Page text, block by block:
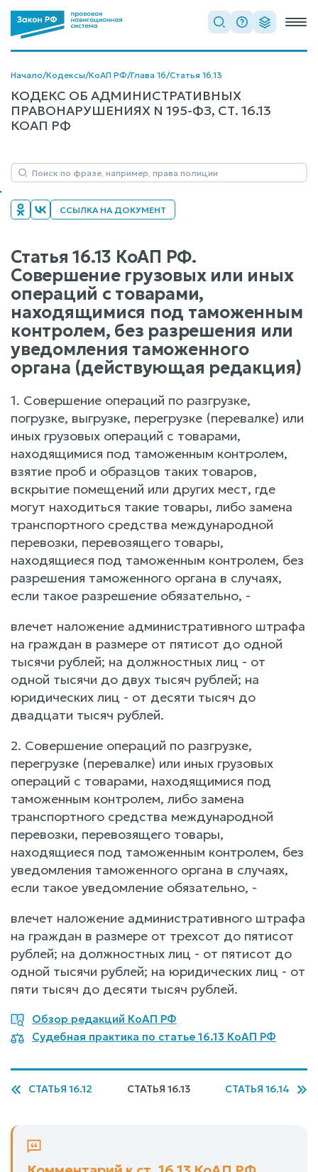
Начало/Кодексы/КоАП РФ/Глава 16/Статья 16.13
КОДЕКС ОБ АДМИНИСТРАТИВНЫХ
ПРАВОНАРУШЕНИЯХ N 195-ФЗ, СТ. 16.13
КОАП РФ
ССЫЛКА НА ДОКУМЕНТ
Статья 16.13 КоАП РФ.
Совершение грузовых или иных
операций с товарами,
находящимися под таможенным
контролем, без разрешения или
уведомления таможенного
органа (действующая редакция)
1. Совершение операций по разгрузке,
погрузке, выгрузке, перегрузке (перевалке) или
иных грузовых операций с товарами,
находящимися под таможенным контролем,
взятие проб и образцов таких товаров,
вскрытие помещений или других мест, где
могут находиться такие товары, либо замена
транспортного средства международной
перевозки, перевозящего товары,
находящиеся под таможенным контролем, без
разрешения таможенного органа в случаях,
если такое разрешение обязательно, -
влечет наложение административного штрафа
на граждан в размере от пятисот до одной
тысячи рублей; на должностных лиц - от
одной тысячи до двух тысяч рублей; на
юридических лиц - от десяти тысяч до
двадцати тысяч рублей.
2. Совершение операций по разгрузке,
перегрузке (перевалке) или иных грузовых
операций с товарами, находящимися под
таможенным контролем, либо замена
транспортного средства международной
перевозки, перевозящего товары,
находящиеся под таможенным контролем, без
уведомления таможенного органа в случаях,
если такое уведомление обязательно, -
влечет наложение административного штрафа
на граждан в размере от трехсот до пятисот
рублей; на должностных лиц - от пятисот до
одной тысячи рублей; на юридических лиц - от
пяти тысяч до десяти тысяч рублей.
Обзор редакций КоАП РФ
Судебная практика по статье 16.13 КоАП РФ
СТАТЬЯ 16.12 СТАТЬЯ 16.13 СТАТЬЯ 16.14